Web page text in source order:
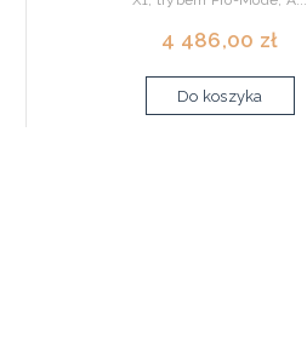
4 486,00 zł
Do koszyka